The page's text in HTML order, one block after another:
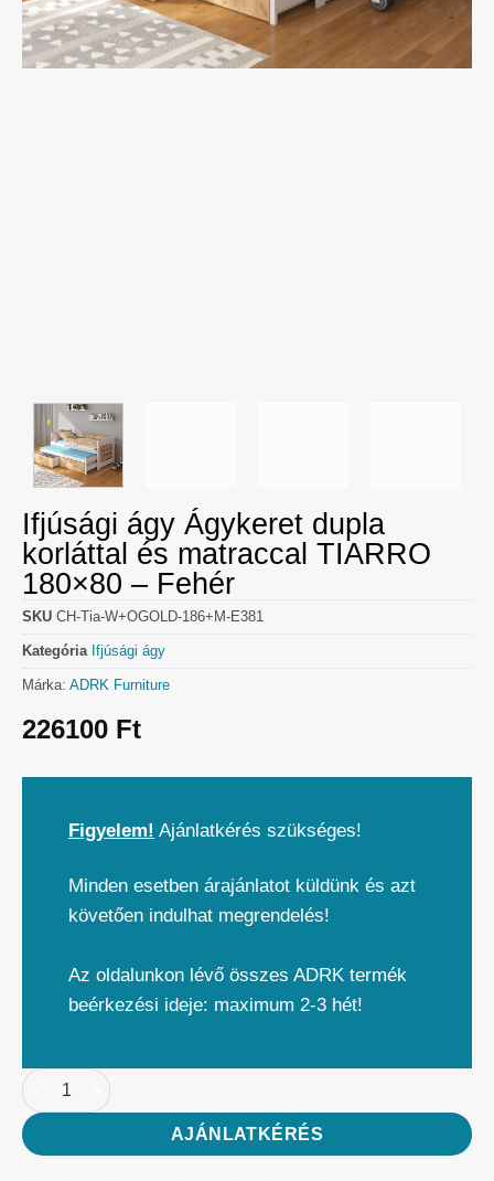
Ifjúsági ágy Ágykeret dupla
korláttal és matraccal TIARRO
180×80 – Fehér
SKU CH-Tia-W+OGOLD-186+M-E381
Kategória Ifjúsági ágy
Márka: ADRK Furniture
226100 Ft
Figyelem! Ajánlatkérés szükséges!
Minden esetben árajánlatot küldünk és azt
követően indulhat megrendelés!
Az oldalunkon lévő összes ADRK termék
beérkezési ideje: maximum 2-3 hét!
AJÁNLATKÉRÉS